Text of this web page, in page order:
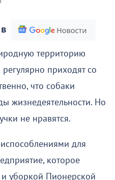
территорию
приходят со
что собаки
жизнедеятельности. Но
не нравятся.
для
которое
уборкой Пионерской